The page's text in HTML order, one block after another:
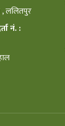
, ललितपुर
नं. :